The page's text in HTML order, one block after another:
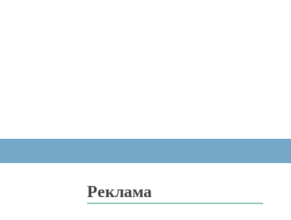
Реклама